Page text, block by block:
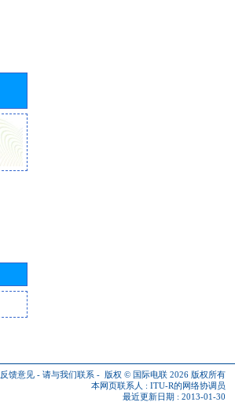
反馈意见 - 请与我们联系 - 版权 © 国际电联 2026 版权所有
本网页联系人 : ITU-R的网络协调员
最近更新日期 : 2013-01-30